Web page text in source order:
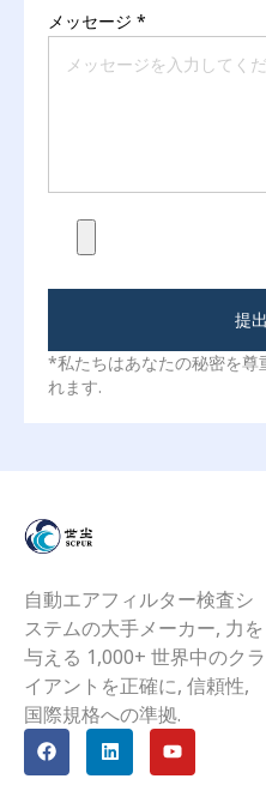
メッセージ *
提
*私たちはあなたの秘密を尊
れます.
自動エアフィルター検査シ
ステムの大手メーカー, 力を
与える 1,000+ 世界中のクラ
イアントを正確に, 信頼性,
国際規格への準拠.